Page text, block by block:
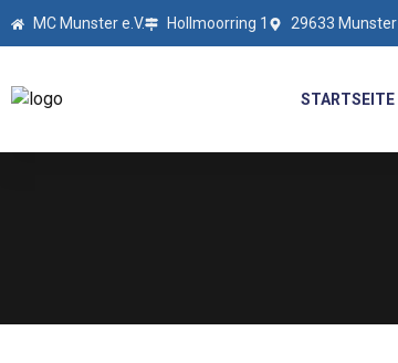
MC Munster e.V. Hollmoorring 1 29633 Munster
STARTSEITE